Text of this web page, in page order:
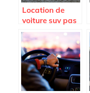
Location de
voiture suv pas
cher : les
avantages a
decouvrir